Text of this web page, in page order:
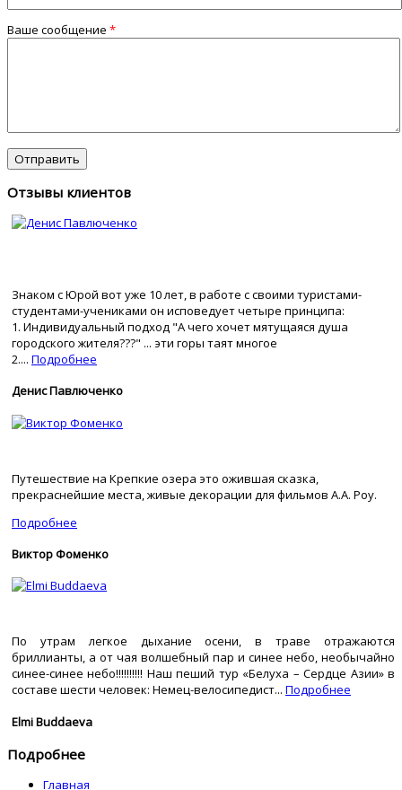
Ваше сообщение *
Отзывы клиентов
Знаком с Юрой вот уже 10 лет, в работе с своими туристами-
студентами-учениками он исповедует четыре принципа:
1. Индивидуальный подход "А чего хочет мятущаяся душа
городского жителя???" ... эти горы таят многое
2.... Подробнее
Денис Павлюченко
Путешествие на Крепкие озера это ожившая сказка,
прекраснейшие места, живые декорации для фильмов А.А. Роу.
Подробнее
Виктор Фоменко
По утрам легкое дыхание осени, в траве отражаются
бриллианты, а от чая волшебный пар и синее небо, необычайно
синее-синее небо!!!!!!!!!! Наш пеший тур «Белуха – Сердце Азии» в
составе шести человек: Немец-велосипедист... Подробнее
Elmi Buddaeva
Подробнее
Главная